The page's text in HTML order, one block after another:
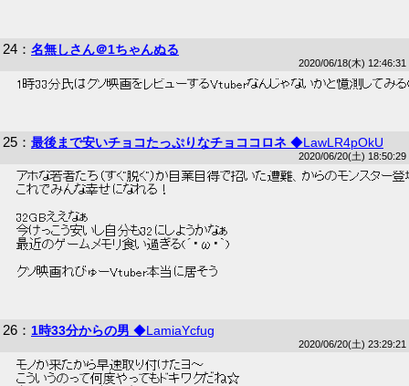
24 ： 名無しさん＠1ちゃんぬる
2020/06/18(木) 12:46:31
1時33分氏はクソ映画をレビューするVtuberなんじゃないかと憶測してみ
25 ： 最後まで安いチョコたっぷりなチョココロネ ◆LawLR4pOkU
2020/06/20(土) 18:50:29
アホな若者たち（すぐ脱ぐ）が自業自得で招いた遭難、からのモンスター
これでみんな幸せになれる！
32GBええなぁ
今けっこう安いし自分も32にしようかなぁ
最近のゲームメモリ食い過ぎる(´・ω・｀)
クソ映画れびゅーVtuber本当に居そう
26 ： 1時33分からの男 ◆LamiaYcfug
2020/06/20(土) 23:29:21
モノが来たから早速取り付けたヨ～
こういうのって何度やってもドキワクだね☆